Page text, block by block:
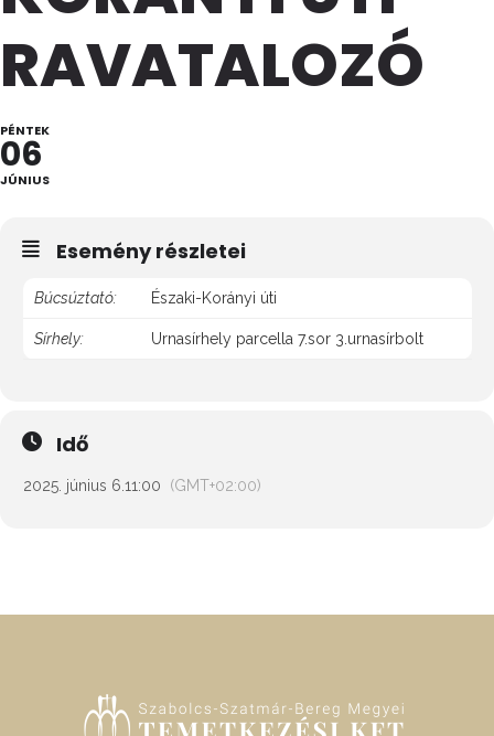
RAVATALOZÓ
PÉNTEK
06
JÚNIUS
Esemény részletei
Búcsúztató: Északi-Korányi úti
Sírhely: Urnasírhely parcella 7.sor 3.urnasírbolt
Idő
2025. június 6. 11:00 (GMT+02:00)